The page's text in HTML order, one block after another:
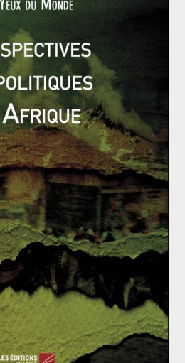
est un outil important de lutte
des mesures prévues
permettre de limiter le
informationnelles », lorsque les
des plateformes
à leur insu, de l’accès à une
même rendre les sociétés
aux tentatives de
étrangers.
de l’information plutôt
un changement d’approche
en ligne. Ce changement
les problèmes inhérents à
à la désinformation
Reste qu’un tel instrument
seul pallier au déficit de cadre